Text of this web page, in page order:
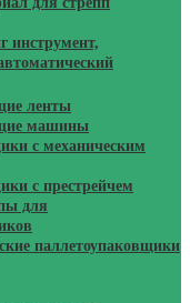
инструмент,
ленты
машины
с механическим
с престрейчем
для
паллетоупаковщики